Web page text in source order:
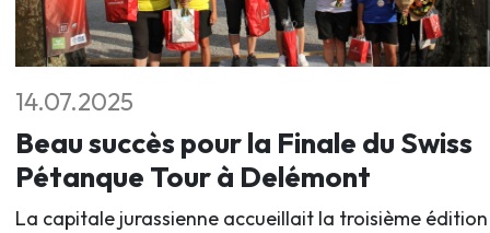
14.07.2025
Beau succès pour la Finale du Swiss
Pétanque Tour à Delémont
La capitale jurassienne accueillait la troisième